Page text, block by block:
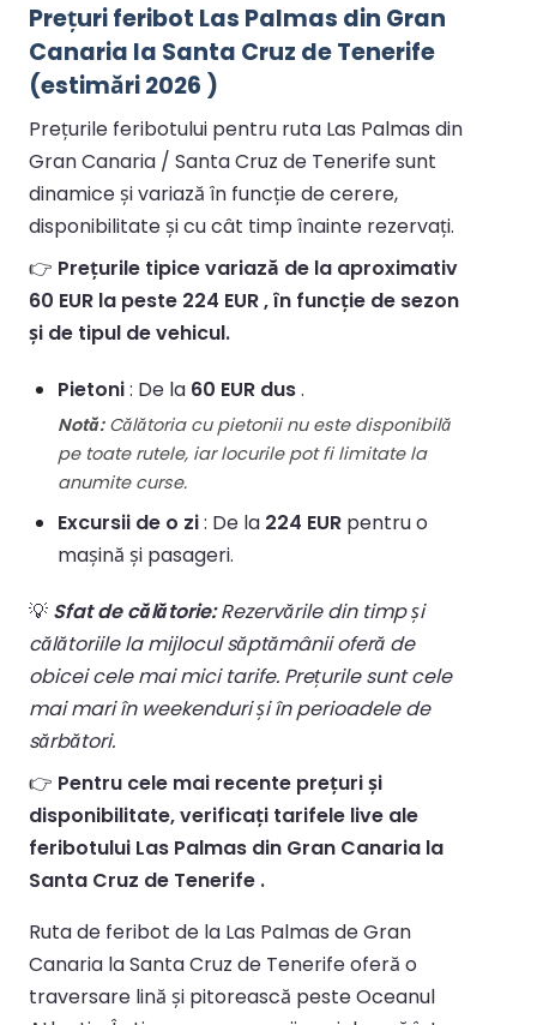
Prețuri feribot Las Palmas din Gran
Canaria la Santa Cruz de Tenerife
(estimări 2026 )
Prețurile feribotului pentru ruta Las Palmas din
Gran Canaria / Santa Cruz de Tenerife sunt
dinamice și variază în funcție de cerere,
disponibilitate și cu cât timp înainte rezervați.
👉 Prețurile tipice variază de la aproximativ
60 EUR la peste 224 EUR , în funcție de sezon
și de tipul de vehicul.
Pietoni: De la 60 EUR dus.
Notă:Călătoria cu pietonii nu este disponibilă
pe toate rutele, iar locurile pot fi limitate la
anumite curse.
Excursii de o zi: De la 224 EUR pentru o
mașină și pasageri.
💡 Sfat de călătorie:Rezervările din timp și
călătoriile la mijlocul săptămânii oferă de
obicei cele mai mici tarife. Prețurile sunt cele
mai mari în weekenduri și în perioadele de
sărbători.
👉 Pentru cele mai recente prețuri și
disponibilitate, verificați tarifele live ale
feribotului Las Palmas din Gran Canaria la
Santa Cruz de Tenerife .
Ruta de feribot de la Las Palmas de Gran
Canaria la Santa Cruz de Tenerife oferă o
traversare lină și pitorească peste Oceanul